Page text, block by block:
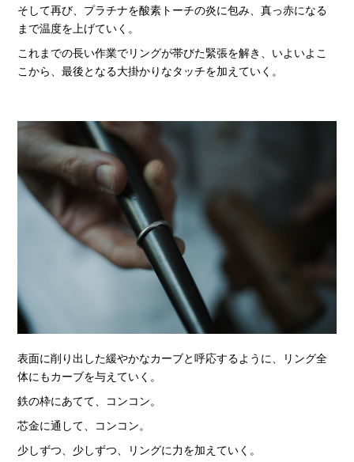
そして再び、プラチナを酸素トーチの炎に包み、真っ赤になる
まで温度を上げていく。
これまでの長い作業でリングが帯びた緊張を解き、いよいよこ
こから、最後となる大掛かりなタッチを加えていく。
表面に削り出した緩やかなカーブと呼応するように、リング全
体にもカーブを与えていく。
鉄の枠にあてて、コンコン。
芯金に通して、コンコン。
少しずつ、少しずつ、リングに力を加えていく。